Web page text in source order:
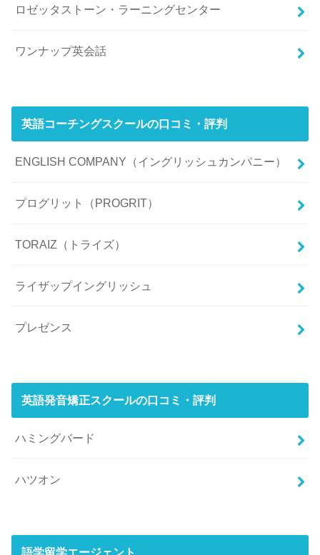
ロゼッタストーン・ラーニングセンター
ワンナップ英会話
英語コーチングスクールの口コミ・評判
ENGLISH COMPANY（イングリッシュカンパニー）
プログリット（PROGRIT）
TORAIZ（トライズ）
ライザップイングリッシュ
プレゼンス
英語発音矯正スクールの口コミ・評判
ハミングバード
ハツオン
語学留学エージェント